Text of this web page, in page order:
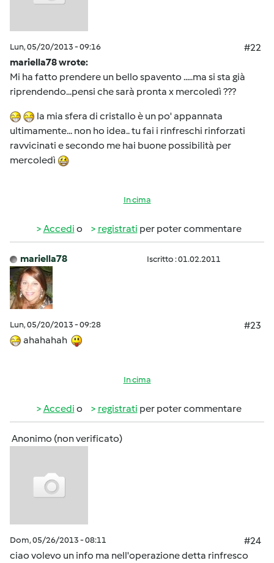
Lun, 05/20/2013 - 09:16
#22
mariella78 wrote:
Mi ha fatto prendere un bello spavento .....ma si sta già
riprendendo...pensi che sarà pronta x mercoledì ???
la mia sfera di cristallo è un po' appannata
ultimamente... non ho idea.. tu fai i rinfreschi rinforzati
ravvicinati e secondo me hai buone possibilità per
mercoledì
In cima
Accedi o registrati per poter commentare
mariella78 Iscritto : 01.02.2011
Lun, 05/20/2013 - 09:28
#23
ahahahah
In cima
Accedi o registrati per poter commentare
Anonimo (non verificato)
Dom, 05/26/2013 - 08:11
#24
ciao volevo un info ma nell'operazione detta rinfresco